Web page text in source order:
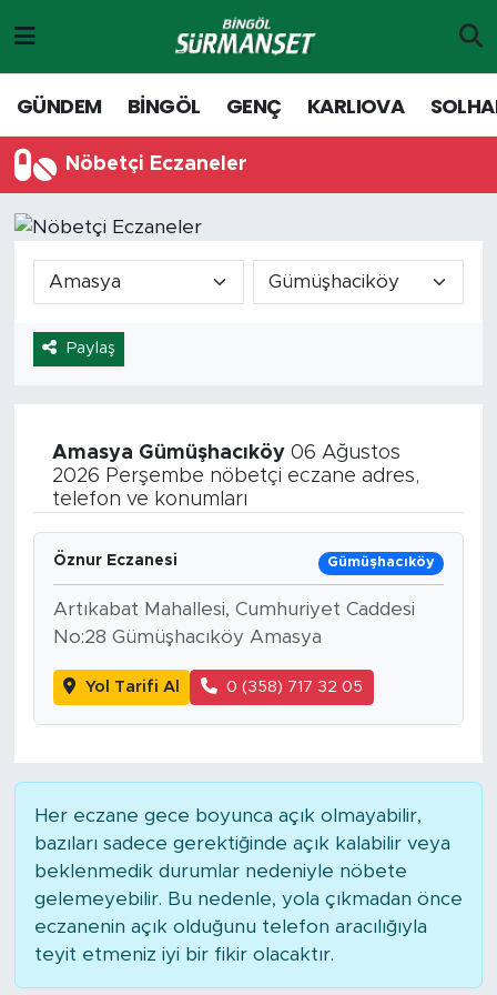
GÜNDEM BİNGÖL GENÇ KARLIOVA
Nöbetçi Eczaneler
Paylaş
Amasya Gümüşhacıköy06 Ağustos
2026 Perşembe nöbetçi eczane adres,
telefon ve konumları
Öznur Eczanesi Gümüşhacıköy
Artıkabat Mahallesi, Cumhuriyet Caddesi
No:28 Gümüşhacıköy Amasya
Yol Tarifi Al 0 (358) 717 32 05
Her eczane gece boyunca açık olmayabilir,
bazıları sadece gerektiğinde açık kalabilir veya
beklenmedik durumlar nedeniyle nöbete
gelemeyebilir. Bu nedenle, yola çıkmadan önce
eczanenin açık olduğunu telefon aracılığıyla
teyit etmeniz iyi bir fikir olacaktır.
Genç
Solhan
Adaklı-Kiğı
Yayladere-Yedisu
Siyaset
Spor
Eğitim
Hava Durumu
Tavz Der
Bingöl Kaza Haberleri
Merkez Hava Durumu
Merkez Trafik Yoğunluk Haritası
Tüm Manşetler
Son Dakika Haberleri